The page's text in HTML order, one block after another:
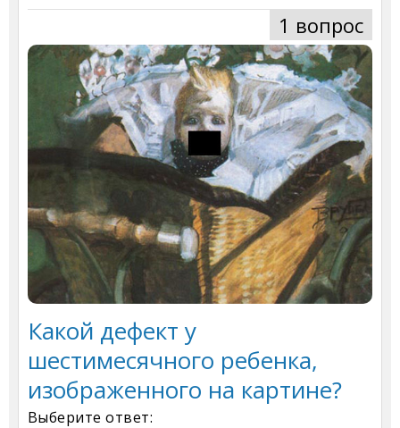
1 вопрос
Какой дефект у
шестимесячного ребенка,
изображенного на картине?
Выберите ответ: